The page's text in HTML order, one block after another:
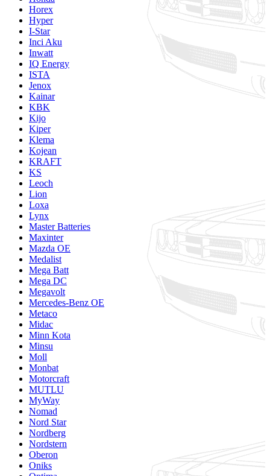
Horex
Hyper
I-Star
Inci Aku
Inwatt
IQ Energy
ISTA
Jenox
Kainar
KBK
Kijo
Kiper
Klema
Kojean
KRAFT
KS
Leoch
Lion
Loxa
Lynx
Master Batteries
Maxinter
Mazda OE
Medalist
Mega Batt
Mega DC
Megavolt
Mercedes-Benz OE
Metaco
Midac
Minn Kota
Minsu
Moll
Monbat
Motorcraft
MUTLU
MyWay
Nomad
Nord Star
Nordberg
Nordstern
Oberon
Oniks